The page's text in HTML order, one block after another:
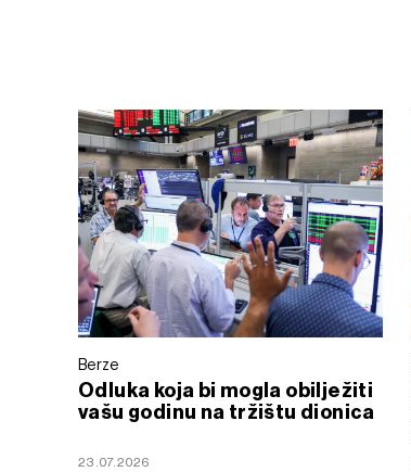
Berze
Odluka koja bi mogla obilježiti
vašu godinu na tržištu dionica
23.07.2026